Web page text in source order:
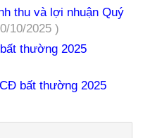
thu và lợi nhuận Quý
10/2025 )
thường 2025
bất thường 2025